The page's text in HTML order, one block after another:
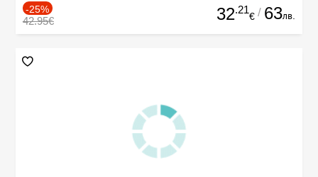
-25%
42.95€ 32.21
€ / 63лв.